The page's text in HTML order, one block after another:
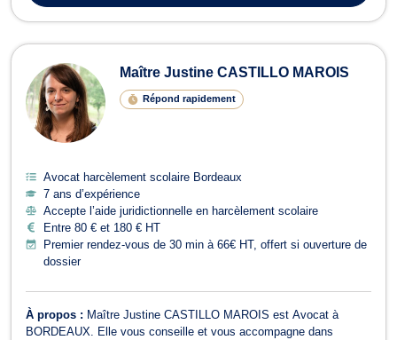
Maître Justine CASTILLO MAROIS
Répond rapidement
Avocat harcèlement scolaire Bordeaux
7 ans d’expérience
Accepte l’aide juridictionnelle en harcèlement scolaire
Entre 80 € et 180 € HT
Premier rendez-vous de 30 min à 66€ HT, offert si ouverture de
dossier
À propos : Maître Justine CASTILLO MAROIS est Avocat à
BORDEAUX. Elle vous conseille et vous accompagne dans